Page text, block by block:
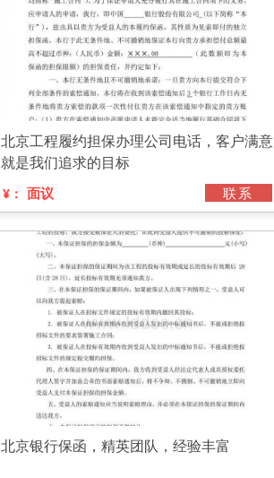
北京工程履约担保办理公司电话，客户满意
就是我们追求的目标
¥： 面议 联系
北京银行保函，精英团队，经验丰富